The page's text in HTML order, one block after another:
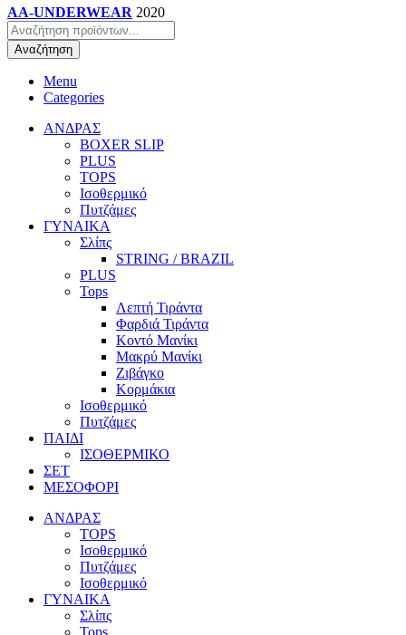
AA-UNDERWEAR 2020
Products
search
Αναζήτηση
Menu
Categories
ΑΝΔΡΑΣ
BOXER SLIP
PLUS
TOPS
Ισοθερμικό
Πυτζάμες
ΓΥΝΑΙΚΑ
Σλίπς
STRING / BRAZIL
PLUS
Tops
Λεπτή Τιράντα
Φαρδιά Τιράντα
Κοντό Μανίκι
Μακρύ Μανίκι
Ζιβάγκο
Κορμάκια
Ισοθερμικό
Πυτζάμες
ΠΑΙΔΙ
ΙΣΟΘΕΡΜΙΚΟ
ΣΕΤ
ΜΕΣΟΦΟΡΙ
ΑΝΔΡΑΣ
TOPS
Ισοθερμικό
Πυτζάμες
Ισοθερμικό
ΓΥΝΑΙΚΑ
Σλίπς
Tops